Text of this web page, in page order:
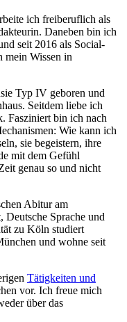
ich freiberuflich als
Daneben bin ich
seit 2016 als Social-
mein Wissen in
Typ IV geboren und
Seitdem liebe ich
Fasziniert bin ich nach
Wie kann ich
sie begeistern, ihre
mit dem Gefühl
genau so und nicht
Abitur am
Sprache und
zu Köln studiert
und wohne seit
Tätigkeiten und
vor. Ich freue mich
über das